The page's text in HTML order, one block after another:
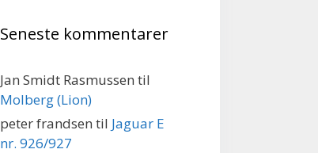
Seneste kommentarer
Jan Smidt Rasmussen til
Molberg (Lion)
peter frandsen til Jaguar E
nr. 926/927